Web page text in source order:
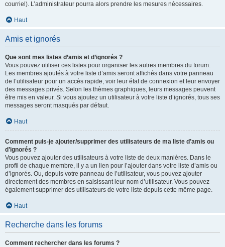
courriel). L’administrateur pourra alors prendre les mesures nécessaires.
Haut
Amis et ignorés
Que sont mes listes d’amis et d’ignorés ?
Vous pouvez utiliser ces listes pour organiser les autres membres du forum.
Les membres ajoutés à votre liste d’amis seront affichés dans votre panneau
de l’utilisateur pour un accès rapide, voir leur état de connexion et leur envoyer
des messages privés. Selon les thèmes graphiques, leurs messages peuvent
être mis en valeur. Si vous ajoutez un utilisateur à votre liste d’ignorés, tous ses
messages seront masqués par défaut.
Haut
Comment puis-je ajouter/supprimer des utilisateurs de ma liste d’amis ou
d’ignorés ?
Vous pouvez ajouter des utilisateurs à votre liste de deux manières. Dans le
profil de chaque membre, il y a un lien pour l’ajouter dans votre liste d’amis ou
d’ignorés. Ou, depuis votre panneau de l’utilisateur, vous pouvez ajouter
directement des membres en saisissant leur nom d’utilisateur. Vous pouvez
également supprimer des utilisateurs de votre liste depuis cette même page.
Haut
Recherche dans les forums
Comment rechercher dans les forums ?